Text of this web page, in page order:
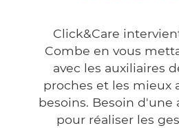
Click&Care
Combe en vous
avec les auxiliaires
proches et les mieux
besoins. Besoin d'une
pour réaliser les